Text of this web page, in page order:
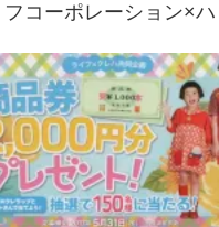
フコーポレーション×ハ
食べて大切な人とHappy
を感じる賞品を当てよ
う！